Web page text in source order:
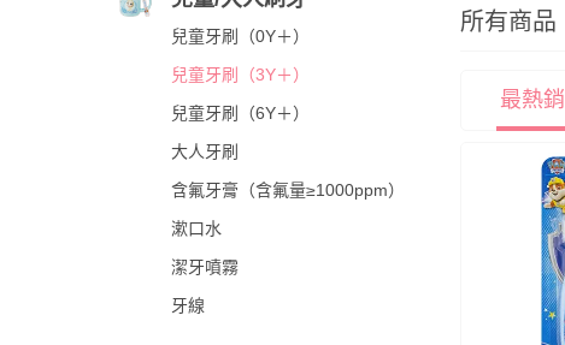
兒童牙刷（0Y＋）
兒童牙刷（3Y＋）
兒童牙刷（6Y＋）
大人牙刷
含氟牙膏（含氟量≥1000ppm）
漱口水
潔牙噴霧
牙線
所有商品
最熱銷